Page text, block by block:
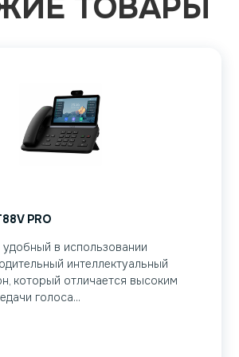
PRO
в использовании
интеллектуальный
который отличается высоким
голоса...